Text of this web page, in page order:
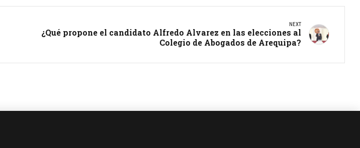
NEXT
¿Qué propone el candidato Alfredo Alvarez en las elecciones al
Colegio de Abogados de Arequipa?